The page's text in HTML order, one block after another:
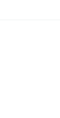
q参数注入恶意